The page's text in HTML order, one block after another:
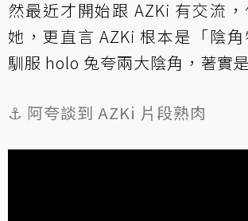
然最近才開始跟 AZKi 有交流
她，更直言 AZKi 根本是「陰
馴服 holo 兔夸兩大陰角，著實
⚓️ 阿夸談到 AZKi 片段熟肉